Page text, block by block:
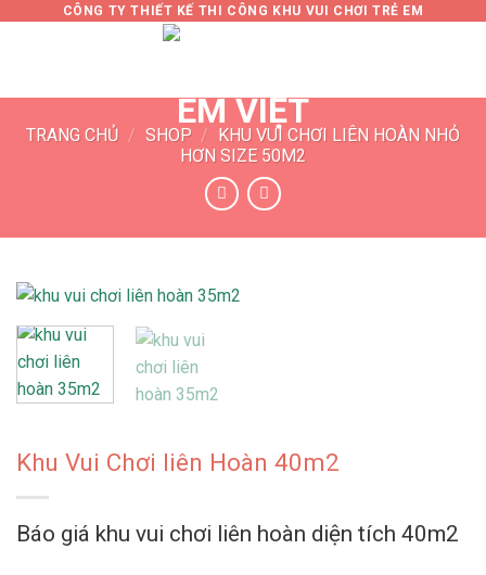
CÔNG TY THIẾT KẾ THI CÔNG KHU VUI CHƠI TRẺ EM
TRANG CHỦ / SHOP / KHU VUI CHƠI LIÊN HOÀN NHỎ
HƠN SIZE 50M2
Khu Vui Chơi liên Hoàn 40m2
Báo giá khu vui chơi liên hoàn diện tích 40m2